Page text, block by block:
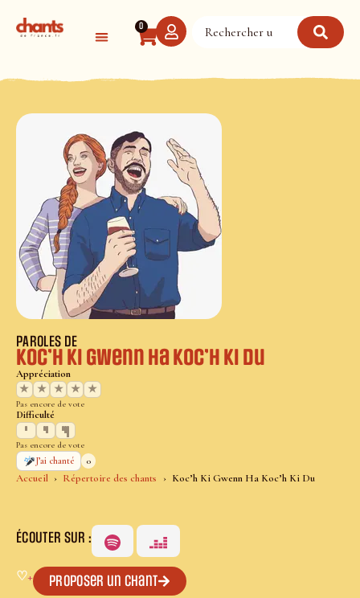
0
Accueil Répertoire des chants Koc’h Ki Gwenn Ha Koc’h Ki Du
PAROLES DE
Koc’h Ki Gwenn Ha Koc’h Ki Du
Appréciation
★
★ ★ ★ ★
Pas encore de vote
Difficulté
Pas encore de vote
J’ai chanté
0
ÉCOUTER SUR :
♡+ Proposer un chant